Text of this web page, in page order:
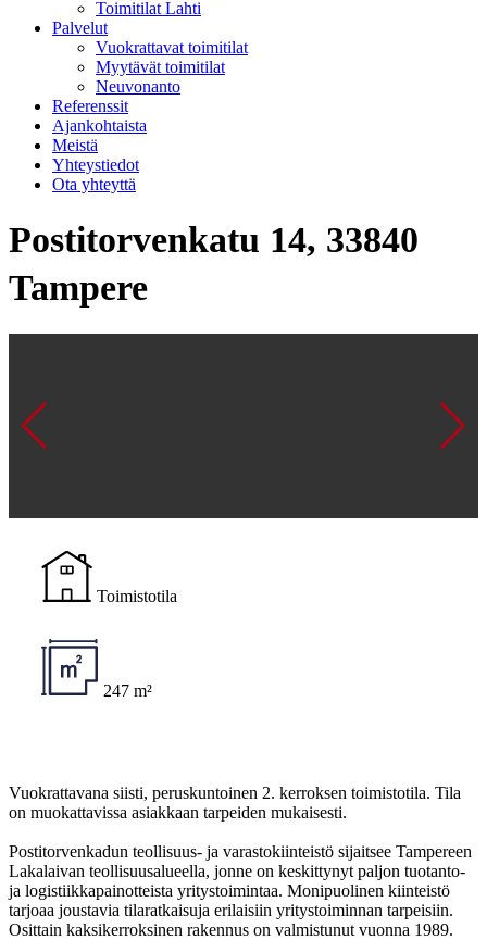
Toimitilat Lahti
Palvelut
Vuokrattavat toimitilat
Myytävät toimitilat
Neuvonanto
Referenssit
Ajankohtaista
Meistä
Yhteystiedot
Ota yhteyttä
Postitorvenkatu 14, 33840
Tampere
Toimistotila
247 m²
Vuokrattavana siisti, peruskuntoinen 2. kerroksen toimistotila. Tila
on muokattavissa asiakkaan tarpeiden mukaisesti.
Postitorvenkadun teollisuus- ja varastokiinteistö sijaitsee Tampereen
Lakalaivan teollisuusalueella, jonne on keskittynyt paljon tuotanto-
ja logistiikkapainotteista yritystoimintaa. Monipuolinen kiinteistö
tarjoaa joustavia tilaratkaisuja erilaisiin yritystoiminnan tarpeisiin.
Osittain kaksikerroksinen rakennus on valmistunut vuonna 1989.